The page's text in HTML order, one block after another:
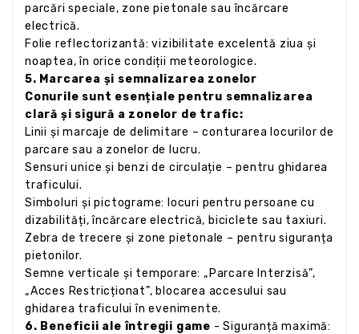
parcări speciale, zone pietonale sau încărcare
electrică.
Folie reflectorizantă: vizibilitate excelentă ziua și
noaptea, în orice condiții meteorologice.
5. Marcarea și semnalizarea zonelor
Conurile sunt esențiale pentru semnalizarea
clară și sigură a zonelor de trafic:
Linii și marcaje de delimitare – conturarea locurilor de
parcare sau a zonelor de lucru.
Sensuri unice și benzi de circulație – pentru ghidarea
traficului.
Simboluri și pictograme: locuri pentru persoane cu
dizabilități, încărcare electrică, biciclete sau taxiuri.
Zebra de trecere și zone pietonale – pentru siguranța
pietonilor.
Semne verticale și temporare: „Parcare Interzisă”,
„Acces Restricționat”, blocarea accesului sau
ghidarea traficului în evenimente.
6. Beneficii ale întregii game - Siguranță maximă: